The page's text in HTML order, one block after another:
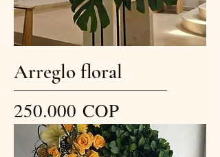
Arreglo floral
Precio
250.000 COP